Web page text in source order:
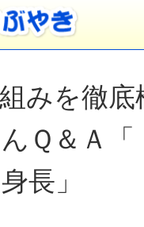
みを徹底
Ｑ＆Ａ「
長」